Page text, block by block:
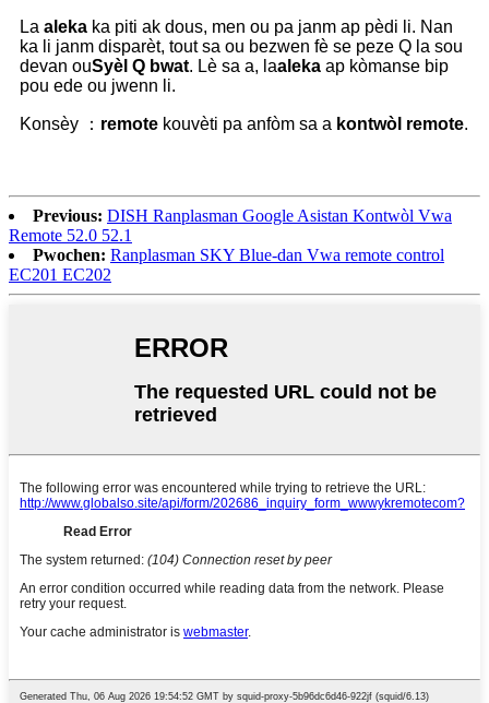
La aleka ka piti ak dous, men ou pa janm ap pèdi li. Nan
ka li janm disparèt, tout sa ou bezwen fè se peze Q la sou
devan ouSyèl Q bwat. Lè sa a, laaleka ap kòmanse bip
pou ede ou jwenn li.
Konsèy ： remote kouvèti pa anfòm sa a kontwòl remote.
Previous: DISH Ranplasman Google Asistan Kontwòl Vwa
Remote 52.0 52.1
Pwochen: Ranplasman SKY Blue-dan Vwa remote control
EC201 EC202